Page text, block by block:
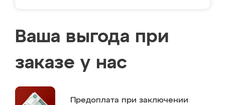
Ваша выгода при
заказе у нас
Предоплата при заключении